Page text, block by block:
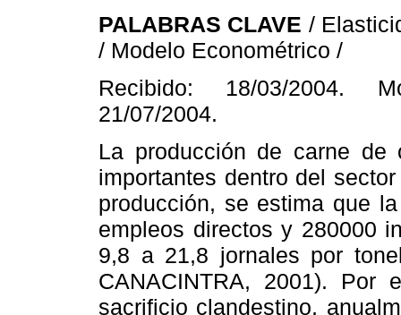
PALABRAS CLAVE /
/ Modelo Econométrico /
Recibido: 18/03/2004.
21/07/2004.
La producción de carne
importantes dentro del
producción, se estima que
empleos directos y 280000
9,8 a 21,8 jornales por
CANACINTRA, 2001). Por
sacrificio clandestino,